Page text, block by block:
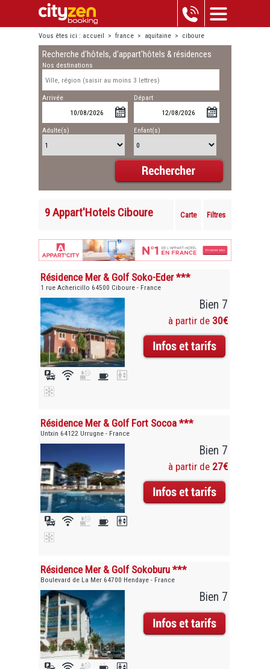
Vous êtes ici : accueil > france > aquitaine > ciboure
Recherche d'hôtels, d'appart'hôtels & résidences
Nos destinations
Arrivée Départ
Adulte(s) Enfant(s)
9 Appart'Hotels Ciboure Carte Filtres
Résidence Mer & Golf Soko-Eder ***
1 rue Achericillo 64500 Ciboure - France
Bien 7
à partir de 30€
Résidence Mer & Golf Fort Socoa ***
Untxin 64122 Urrugne - France
Bien 7
à partir de 27€
Résidence Mer & Golf Sokoburu ***
Boulevard de La Mer 64700 Hendaye - France
Bien 7